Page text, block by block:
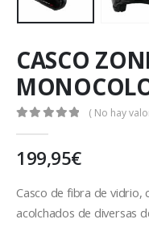
CASCO
( No hay
199,95€
Casco de fibra de
acolchados de diversas